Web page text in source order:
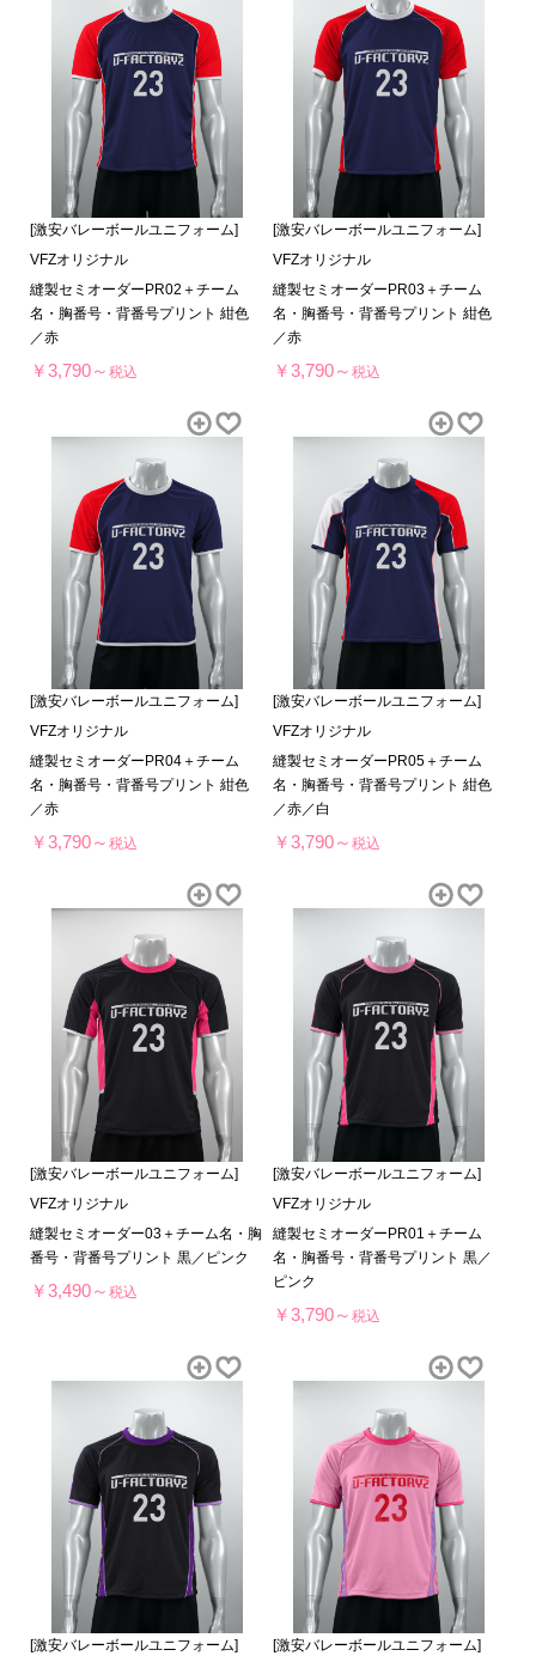
[激安バレーボールユニフォーム]
VFZオリジナル
縫製セミオーダーPR02＋チーム
名・胸番号・背番号プリント 紺色
／赤
￥3,790～税込
[激安バレーボールユニフォーム]
VFZオリジナル
縫製セミオーダーPR03＋チーム
名・胸番号・背番号プリント 紺色
／赤
￥3,790～ 税込
[激安バレーボールユニフォーム]
VFZオリジナル
縫製セミオーダーPR04＋チーム
名・胸番号・背番号プリント 紺色
／赤
￥3,790～税込
[激安バレーボールユニフォーム]
VFZオリジナル
縫製セミオーダーPR05＋チーム
名・胸番号・背番号プリント 紺色
／赤／白
￥3,790～ 税込
[激安バレーボールユニフォーム]
VFZオリジナル
縫製セミオーダー03＋チーム名・胸
番号・背番号プリント 黒／ピンク
￥3,490～税込
[激安バレーボールユニフォーム]
VFZオリジナル
縫製セミオーダーPR01＋チーム
名・胸番号・背番号プリント 黒／
ピンク
￥3,790～ 税込
[激安バレーボールユニフォーム]
[激安バレーボールユニフォーム]